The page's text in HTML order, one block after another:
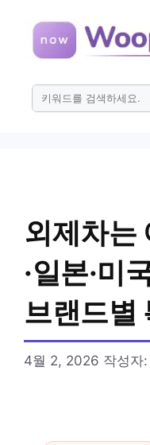
외제차는
·일본·미
브랜드별
4월 2, 2026 작성자: